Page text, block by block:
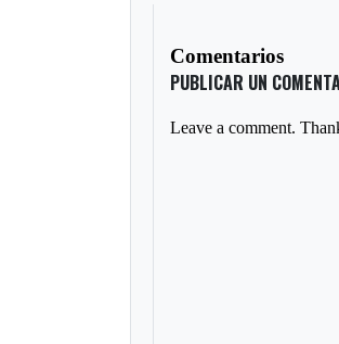
Comentarios
PUBLICAR UN
Leave a comment.